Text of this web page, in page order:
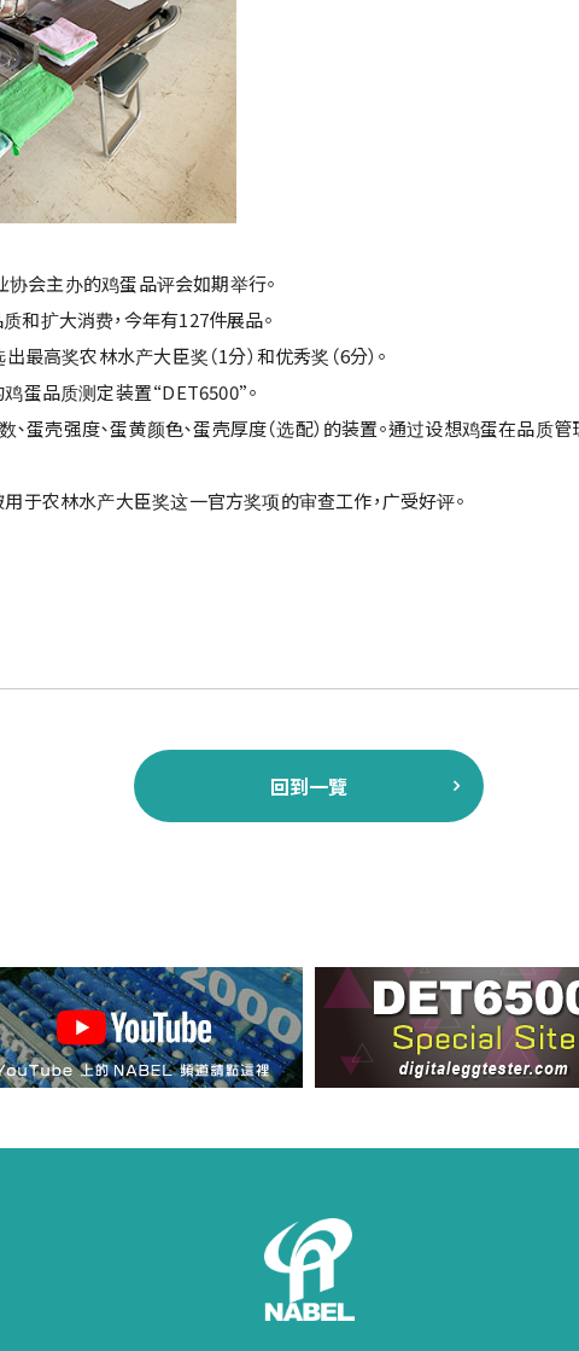
会主办的鸡蛋品评会如期举行。
和扩大消费，今年有127件展品。
高奖农林水产大臣奖（1分）和优秀奖（6分）。
蛋品质测定装置“DET6500”。
、蛋壳强度、蛋黄颜色、蛋壳厚度（选配）的装置。通过设想鸡蛋在品
于农林水产大臣奖这一官方奖项的审查工作，广受好评。
回到一覽